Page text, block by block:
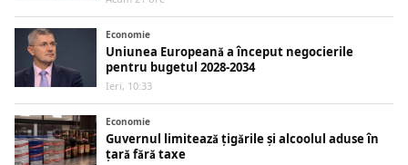
Economie
Uniunea Europeană a început negocierile
pentru bugetul 2028-2034
Ieri, 10:33
Economie
Guvernul limitează țigările și alcoolul aduse în
țară fără taxe